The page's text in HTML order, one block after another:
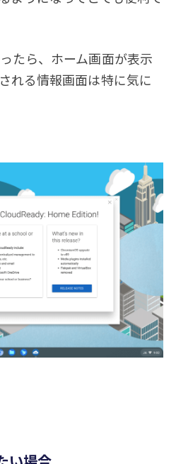
たら、ホーム画面が表示
れる情報画面は特に気に